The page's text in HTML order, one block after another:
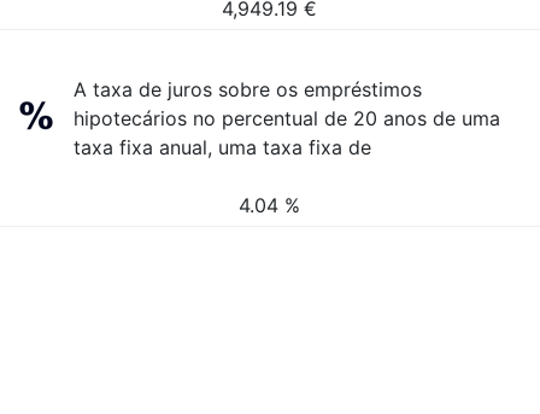
4,949.19 €
A taxa de juros sobre os empréstimos
hipotecários no percentual de 20 anos de uma
taxa fixa anual, uma taxa fixa de
4.04 %